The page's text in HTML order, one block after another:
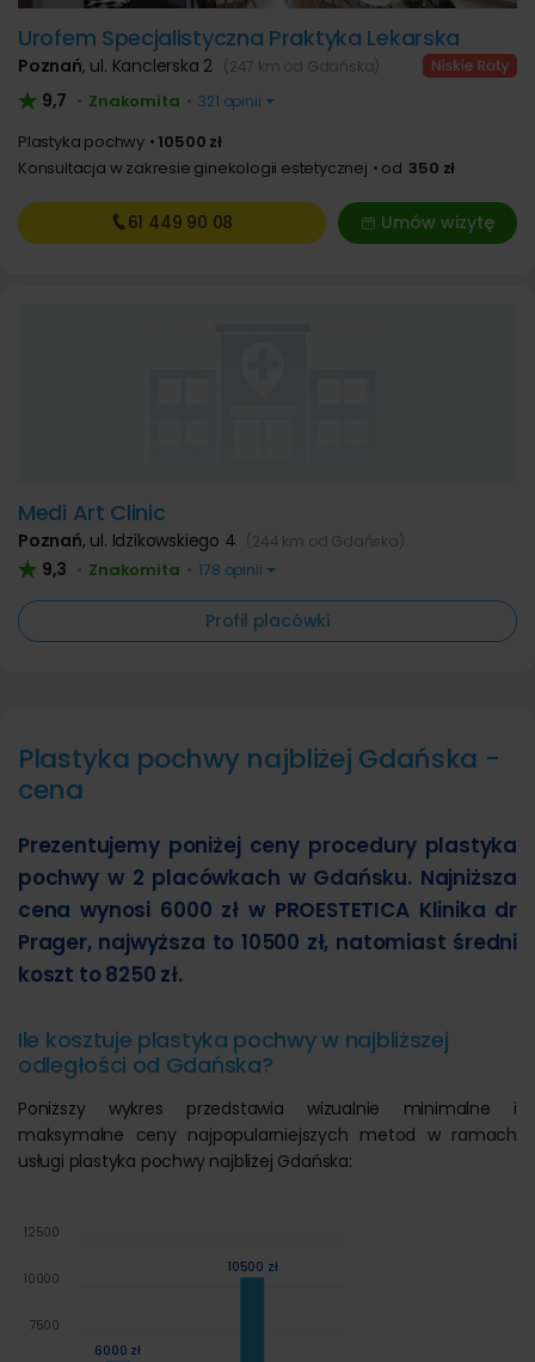
Urofem Specjalistyczna Praktyka Lekarska
Poznań, ul. Kanclerska 2 (247 km od Gdańska)
9,7 • Znakomita • 321 opinii
Plastyka pochwy
10500 zł
Konsultacja w zakresie ginekologii estetycznej
od 350 zł
Umów wizytę
61 449 90 08
Medi Art Clinic
Poznań, ul. Idzikowskiego 4 (244 km od Gdańska)
9,3 • Znakomita • 178 opinii
Profil placówki
Plastyka pochwy najbliżej Gdańska -
cena
Prezentujemy poniżej ceny procedury plastyka
pochwy w 2 placówkach w Gdańsku. Najniższa
cena wynosi 6000 zł w PROESTETICA Klinika dr
Prager, najwyższa to 10500 zł, natomiast średni
koszt to 8250 zł.
Ile kosztuje plastyka pochwy w najbliższej
odległości od Gdańska?
Poniższy wykres przedstawia wizualnie minimalne i
maksymalne ceny najpopularniejszych metod w ramach
usługi plastyka pochwy najbliżej Gdańska:
6000 zł
10500 zł
7500
10000
12500